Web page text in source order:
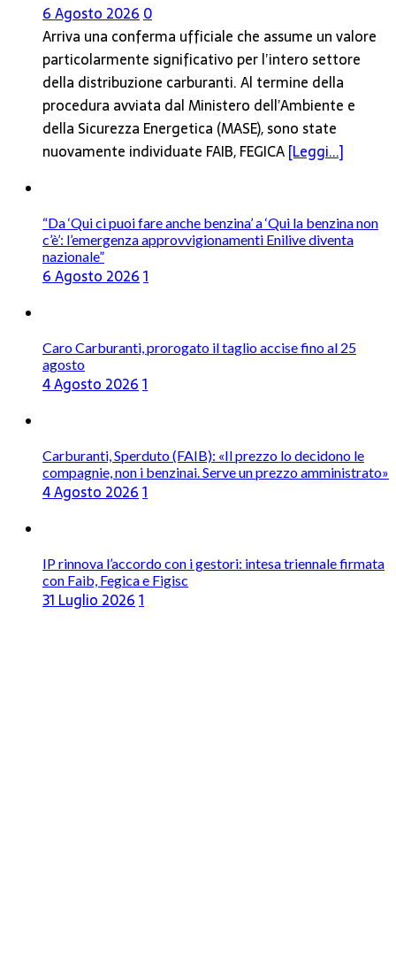
6 Agosto 2026 0
Arriva una conferma ufficiale che assume un valore
particolarmente significativo per l’intero settore
della distribuzione carburanti. Al termine della
procedura avviata dal Ministero dell’Ambiente e
della Sicurezza Energetica (MASE), sono state
nuovamente individuate FAIB, FEGICA[Leggi...]
“Da ‘Qui ci puoi fare anche benzina’ a ‘Qui la benzina non
c’è’: l’emergenza approvvigionamenti Enilive diventa
nazionale”
6 Agosto 20261
Caro Carburanti, prorogato il taglio accise fino al 25
agosto
4 Agosto 20261
Carburanti, Sperduto (FAIB): «Il prezzo lo decidono le
compagnie, non i benzinai. Serve un prezzo amministrato»
4 Agosto 20261
IP rinnova l’accordo con i gestori: intesa triennale firmata
con Faib, Fegica e Figisc
31 Luglio 20261